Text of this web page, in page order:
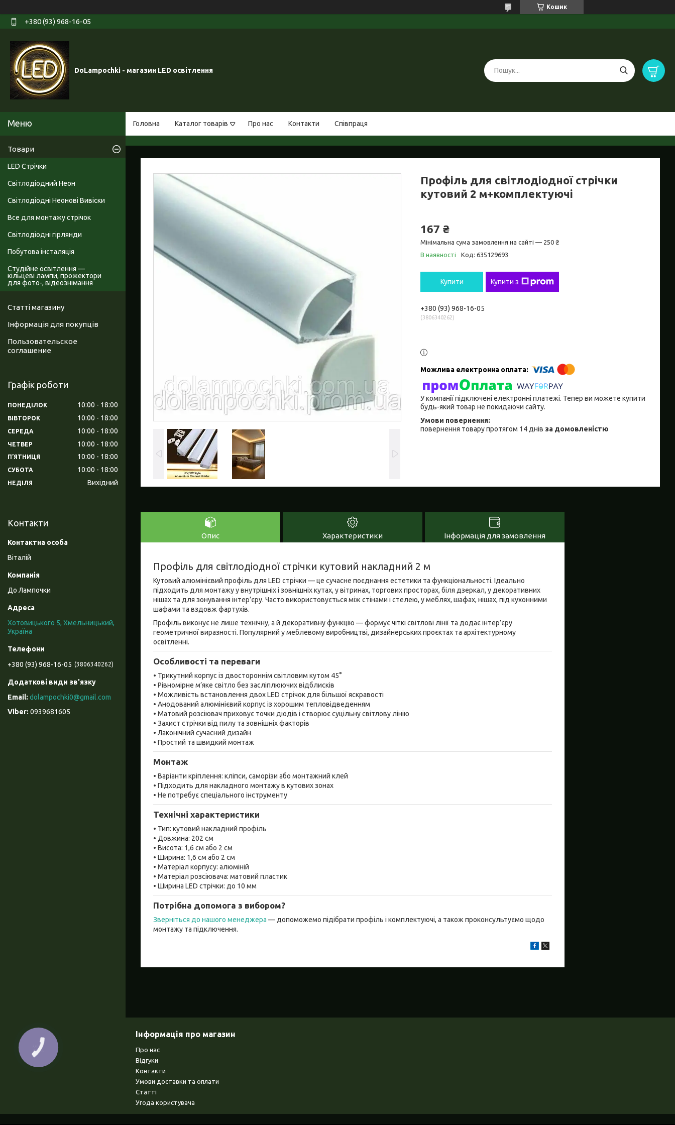
Кошик
+380 (93) 968-16-05
DoLampochki - магазин LED освітлення
Головна Каталог товарів Про нас Контакти Співпраця
Профіль для світлодіодної стрічки
кутовий 2 м+комплектуючі
167 ₴
Мінімальна сума замовлення на сайті — 250 ₴
В наявності
Код: 635129693
Купити Купити з
+380 (93) 968-16-05
3806340262
У компанії підключені електронні платежі. Тепер ви можете купити
будь-який товар не покидаючи сайту.
повернення товару протягом 14 днів за домовленістю
Опис Характеристики Інформація для замовлення
Профіль для світлодіодної стрічки кутовий накладний 2 м
Кутовий алюмінієвий профіль для LED стрічки — це сучасне поєднання естетики та функціональності. Ідеально
підходить для монтажу у внутрішніх і зовнішніх кутах, у вітринах, торгових просторах, біля дзеркал, у декоративних
нішах та для зонування інтер’єру. Часто використовується між стінами і стелею, у меблях, шафах, нішах, під кухонними
шафами та вздовж фартухів.
Профіль виконує не лише технічну, а й декоративну функцію — формує чіткі світлові лінії та додає інтер’єру
геометричної виразності. Популярний у меблевому виробництві, дизайнерських проєктах та архітектурному
освітленні.
Особливості та переваги
• Трикутний корпус із двостороннім світловим кутом 45°
• Рівномірне м’яке світло без засліплюючих відблисків
• Можливість встановлення двох LED стрічок для більшої яскравості
• Анодований алюмінієвий корпус із хорошим тепловідведенням
• Матовий розсіювач приховує точки діодів і створює суцільну світлову лінію
• Захист стрічки від пилу та зовнішніх факторів
• Лаконічний сучасний дизайн
• Простий та швидкий монтаж
Монтаж
• Варіанти кріплення: кліпси, саморізи або монтажний клей
• Підходить для накладного монтажу в кутових зонах
• Не потребує спеціального інструменту
Технічні характеристики
• Тип: кутовий накладний профіль
• Довжина: 202 см
• Висота: 1,6 см або 2 см
• Ширина: 1,6 см або 2 см
• Матеріал корпусу: алюміній
• Матеріал розсіювача: матовий пластик
• Ширина LED стрічки: до 10 мм
Потрібна допомога з вибором?
Зверніться до нашого менеджера — допоможемо підібрати профіль і комплектуючі, а також проконсультуємо щодо
монтажу та підключення.
Товари
LED Стрічки
Світлодіодний Неон
Світлодіодні Неонові Вивіски
Все для монтажу стрічок
Світлодіодні гірлянди
Побутова інсталяція
Студійне освітлення —
кільцеві лампи, прожектори
для фото-, відеознімання
Статті магазину
Інформація для покупців
Пользовательское
соглашение
Графік роботи
ПОНЕДІЛОК 10:00 18:00
ВІВТОРОК 10:00 18:00
СЕРЕДА 10:00 18:00
ЧЕТВЕР 10:00 18:00
ПʼЯТНИЦЯ 10:00 18:00
СУБОТА 10:00 18:00
НЕДІЛЯ Вихідний
Контакти
Віталій
До Лампочки
Хотовицького 5, Хмельницький,
Україна
+380 (93) 968-16-05 3806340262
dolampochki0@gmail.com
0939681605
Інформація про магазин
Про нас
Відгуки
Контакти
Умови доставки та оплати
Статті
Угода користувача
КНОПКА
ЗВ'ЯЗКУ